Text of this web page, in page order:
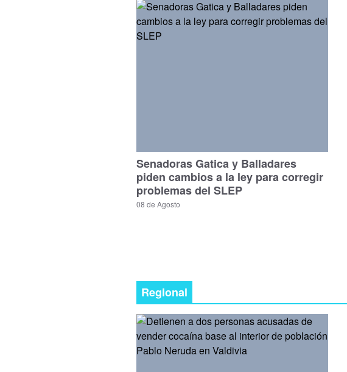
Senadoras Gatica y Balladares
piden cambios a la ley para corregir
problemas del SLEP
08 de Agosto
Regional